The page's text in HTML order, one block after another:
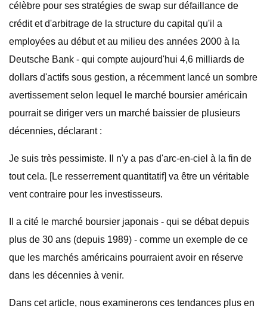
célèbre pour ses stratégies de swap sur défaillance de
crédit et d'arbitrage de la structure du capital qu'il a
employées au début et au milieu des années 2000 à la
Deutsche Bank - qui compte aujourd'hui 4,6 milliards de
dollars d'actifs sous gestion, a récemment lancé un sombre
avertissement selon lequel le marché boursier américain
pourrait se diriger vers un marché baissier de plusieurs
décennies, déclarant :
Je suis très pessimiste. Il n'y a pas d'arc-en-ciel à la fin de
tout cela. [Le resserrement quantitatif] va être un véritable
vent contraire pour les investisseurs.
Il a cité le marché boursier japonais - qui se débat depuis
plus de 30 ans (depuis 1989) - comme un exemple de ce
que les marchés américains pourraient avoir en réserve
dans les décennies à venir.
Dans cet article, nous examinerons ces tendances plus en